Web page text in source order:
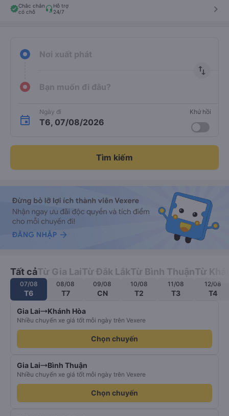
Chắc chắn
có chỗ
Hỗ trợ
24/7
keyboard_arrow_right
Nơi xuất phát
import_export
Bạn muốn đi đâu?
Ngày đi
T6, 07/08/2026
Khứ hồi
Tìm kiếm
Tất cảTừ Gia LaiTừ Đắk LắkTừ Bình ThuậnTừ
07/08
T6
08/08
T7
09/08
CN
10/08
T2
11/08
T3
12/08
T4
Gia Lai Khánh Hòa
Nhiều chuyến xe giá tốt mỗi ngày trên Vexere
Chọn chuyến
Gia Lai Bình Thuận
Nhiều chuyến xe giá tốt mỗi ngày trên Vexere
Chọn chuyến